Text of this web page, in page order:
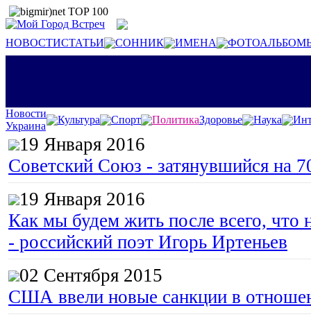
НОВОСТИСТАТЬИ СОННИК ИМЕНА
Новости
Украина
Культура Спорт ПолитикаЗдоровье Наука
19 Января 2016
Советский Союз - затянувшийся на
19 Января 2016
Как мы будем жить после всего, что
- российский поэт Игорь Иртеньев
02 Сентября 2015
США ввели новые санкции в